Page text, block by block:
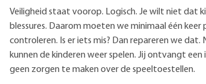
Veiligheid staat voorop. Logisch. Je wilt niet dat
blessures. Daarom moeten we minimaal één
controleren. Is er iets mis? Dan repareren we dat.
kunnen de kinderen weer spelen. Jij ontvangt
geen zorgen te maken over de speeltoestellen.